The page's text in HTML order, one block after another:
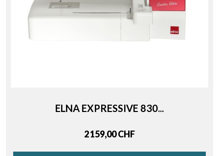
ELNA EXPRESSIVE 830...
Price
2 159,00 CHF